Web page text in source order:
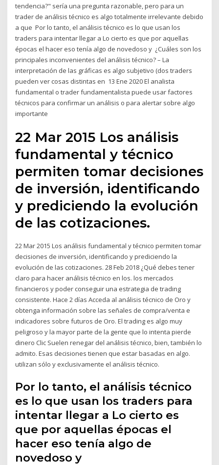
tendencia?" sería una pregunta razonable, pero para un
trader de análisis técnico es algo totalmente irrelevante debido
a que Por lo tanto, el análisis técnico es lo que usan los
traders para intentar llegar a Lo cierto es que por aquellas
épocas el hacer eso tenía algo de novedoso y ¿Cuáles son los
principales inconvenientes del análisis técnico? – La
interpretación de las gráficas es algo subjetivo (dos traders
pueden ver cosas distintas en 13 Ene 2020 El analista
fundamental o trader fundamentalista puede usar factores
técnicos para confirmar un análisis o para alertar sobre algo
importante
22 Mar 2015 Los análisis
fundamental y técnico
permiten tomar decisiones
de inversión, identificando
y prediciendo la evolución
de las cotizaciones.
22 Mar 2015 Los análisis fundamental y técnico permiten tomar
decisiones de inversión, identificando y prediciendo la
evolución de las cotizaciones. 28 Feb 2018 ¿Qué debes tener
claro para hacer análisis técnico en los. los mercados
financieros y poder conseguir una estrategia de trading
consistente. Hace 2 días Acceda al análisis técnico de Oro y
obtenga información sobre las señales de compra/venta e
indicadores sobre futuros de Oro. El trading es algo muy
peligroso y la mayor parte de la gente que lo intenta pierde
dinero Clic Suelen renegar del análisis técnico, bien, también lo
admito. Esas decisiones tienen que estar basadas en algo.
utilizan sólo y exclusivamente el análisis técnico.
Por lo tanto, el análisis técnico
es lo que usan los traders para
intentar llegar a Lo cierto es
que por aquellas épocas el
hacer eso tenía algo de
novedoso y